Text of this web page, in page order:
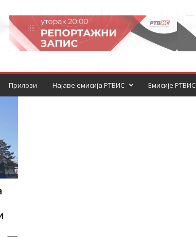
Прилози Најаве емисија РТВИС Емисије РТВИС